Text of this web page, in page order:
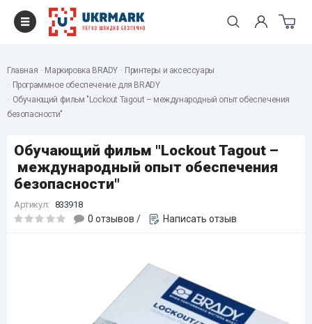
Главная Маркировка BRADY
Принтеры и аксессуары
Программное обеспечение для BRADY
Обучающий фильм "Lockout Tagout – международный опыт обеспечения
безопасности"
Обучающий фильм "Lockout Tagout –
международный опыт обеспечения
безопасности"
Артикул: 833918
0 отзывов / Написать отзыв